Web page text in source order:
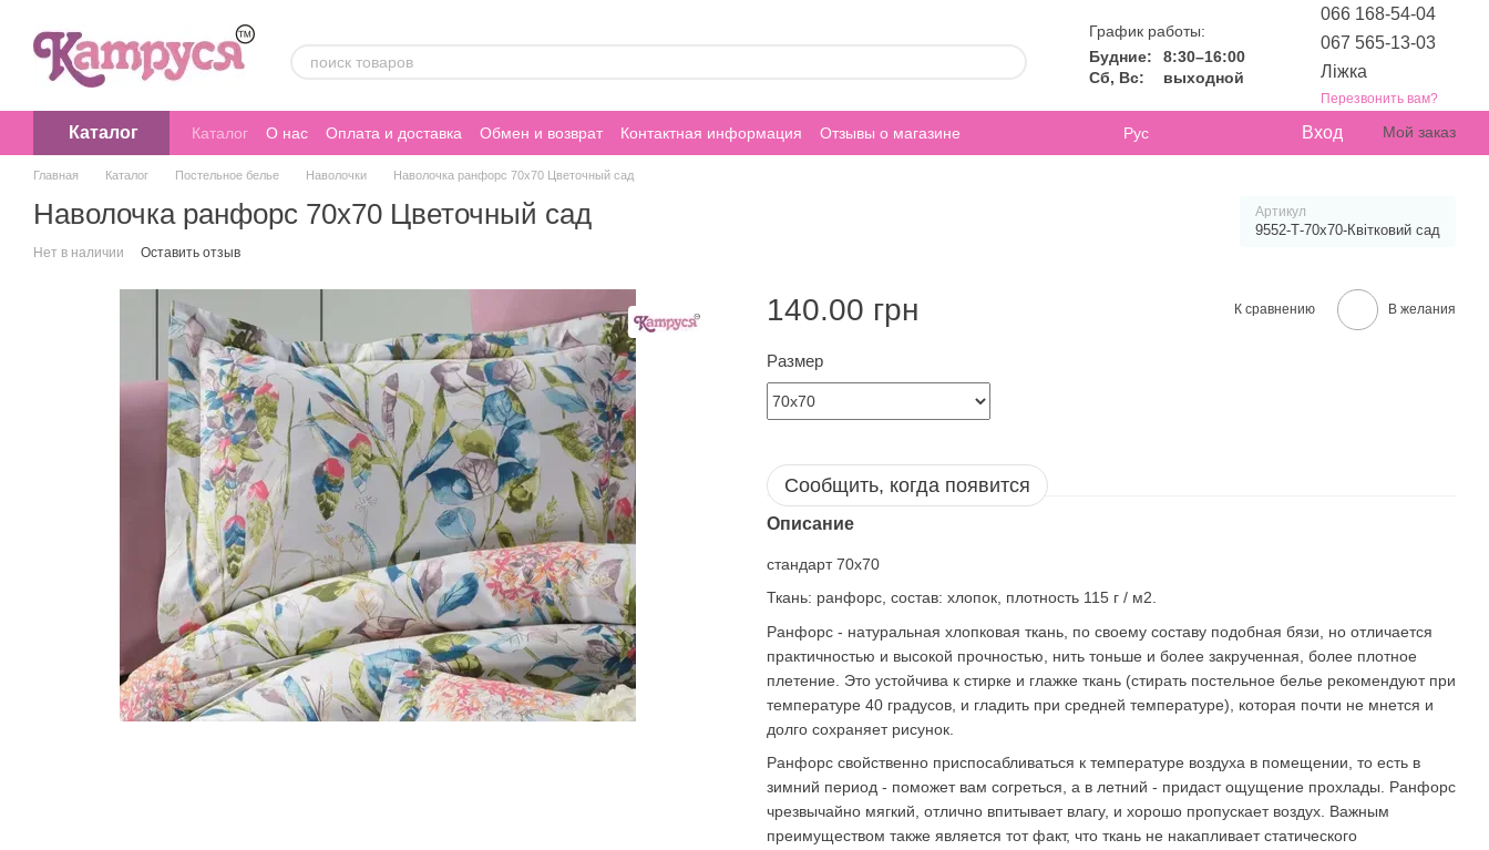
График работы:
Будние:
8:30–16:00
Сб, Вс:
выходной
066 168-54-04
067 565-13-03
Ліжка
Перезвонить вам?
Каталог Каталог О нас Оплата и доставка Обмен и возврат Контактная информация Отзывы о магазине Рус Вход Мой заказ
Главная Каталог Постельное белье Наволочки Наволочка ранфорс 70х70 Цветочный сад
Наволочка ранфорс 70х70 Цветочный сад Артикул
9552-Т-70х70-Квітковий сад
Нет в наличии Оставить отзыв
140.00 грн К сравнению В желания
Размер
Сообщить, когда появится
Описание
стандарт 70х70
Ткань: ранфорс, состав: хлопок, плотность 115 г / м2.
Ранфорс - натуральная хлопковая ткань, по своему составу подобная бязи, но отличается
практичностью и высокой прочностью, нить тоньше и более закрученная, более плотное
плетение. Это устойчива к стирке и глажке ткань (стирать постельное белье рекомендуют при
температуре 40 градусов, и гладить при средней температуре), которая почти не мнется и
долго сохраняет рисунок.
Ранфорс свойственно приспосабливаться к температуре воздуха в помещении, то есть в
зимний период - поможет вам согреться, а в летний - придаст ощущение прохлады. Ранфорс
чрезвычайно мягкий, отлично впитывает влагу, и хорошо пропускает воздух. Важным
преимуществом также является тот факт, что ткань не накапливает статического